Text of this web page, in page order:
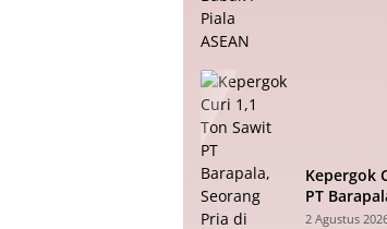
Kepergok
PT
Padang
2 Agustus